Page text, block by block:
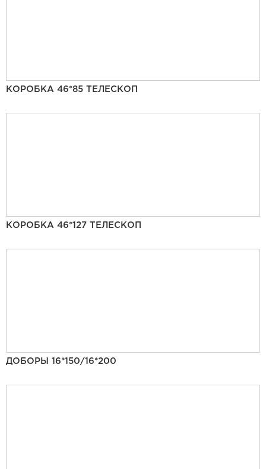
КОРОБКА 46*85 ТЕЛЕСКОП
КОРОБКА 46*127 ТЕЛЕСКОП
ДОБОРЫ 16*150/16*200